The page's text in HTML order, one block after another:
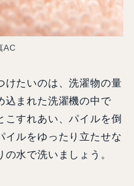
AC
たいのは、洗濯物の量
込まれた洗濯機の中で
こすれあい、パイルを倒
イルをゆったり立たせな
水で洗いましょう。